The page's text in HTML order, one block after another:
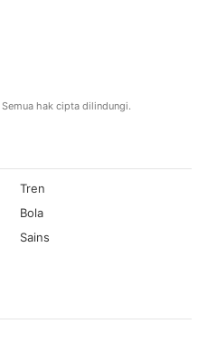
hak cipta dilindungi.
Tren
Bola
Sains